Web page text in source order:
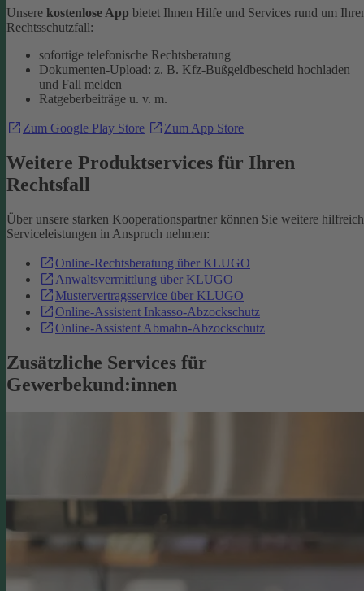
Unsere kostenlose App bietet Ihnen Hilfe und Services rund um
Rechtsschutzfall:
sofortige telefonische Rechtsberatung
Dokumenten-Upload: z. B. Kfz-Bußgeldbescheid hochladen
und Fall melden
Ratgeberbeiträge u. v. m.
Zum Google Play Store Zum App Store
Weitere Produktservices für Ihren
Rechtsfall
Über unsere starken Kooperationspartner können Sie weitere
Serviceleistungen in Anspruch nehmen:
Online-Rechtsberatung über KLUGO
Anwaltsvermittlung über KLUGO
Mustervertragsservice über KLUGO
Online-Assistent Inkasso-Abzockschutz
Online-Assistent Abmahn-Abzockschutz
Zusätzliche Services für
Gewerbekund:innen